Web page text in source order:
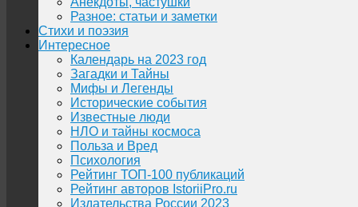
Разное: статьи и заметки
Стихи и поэзия
Интересное
Календарь на 2023 год
Загадки и Тайны
Мифы и Легенды
Исторические события
Известные люди
НЛО и тайны космоса
Польза и Вред
Психология
Рейтинг ТОП-100 публикаций
Рейтинг авторов IstoriiPro.ru
Издательства России 2023